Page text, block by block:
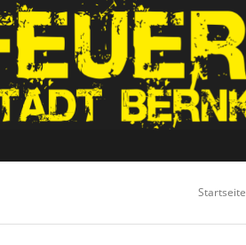
Startseite